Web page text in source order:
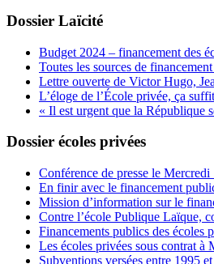
Dossier Laïcité
Budget 2024 – financement des
Toutes les sources de
Lettre ouverte de Victor Hugo,
L’éloge de l’École privée, ça
« Il est urgent que la République
Dossier écoles privées
Conférence de presse le
En finir avec le financement
Mission d’information sur le
Contre l’école Publique Laïque,
Financements publics des écoles
Les écoles privées sous contrat à
Subventions versées entre 1995